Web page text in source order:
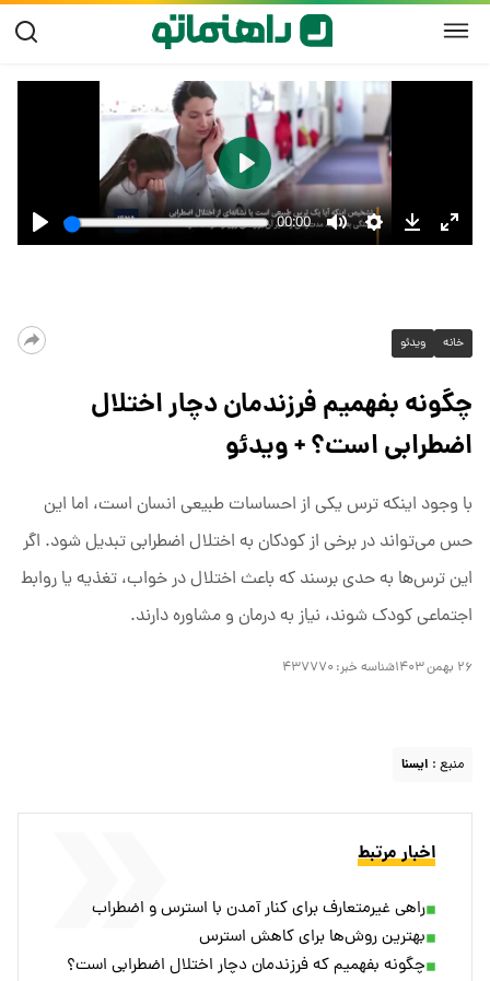
خانه ویدئو
چگونه بفهمیم فرزندمان دچار اختلال
اضطرابی است؟ + ویدئو
با وجود اینکه ترس یکی از احساسات طبیعی انسان است، اما این
حس می‌تواند در برخی از کودکان به اختلال اضطرابی تبدیل شود. اگر
این ترس‌ها به حدی برسند که باعث اختلال در خواب، تغذیه یا روابط
اجتماعی کودک شوند، نیاز به درمان و مشاوره دارند.
۲۶ بهمن ۱۴۰۳ شناسه خبر: ۴۳۷۷۷۰
منبع : ایسنا
اخبار مرتبط
راهی غیرمتعارف برای کنار آمدن با استرس و اضطراب
بهترین روش‌ها برای کاهش استرس
چگونه بفهمیم که فرزندمان دچار اختلال اضطرابی است؟